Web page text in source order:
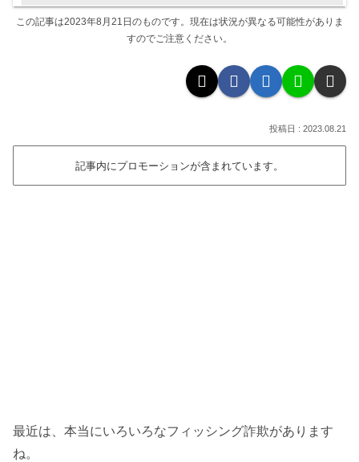
この記事は2023年8月21日のものです。現在は状況が異なる可能性がありま
すのでご注意ください。
2023.08.21
記事内にプロモーションが含まれています。
最近は、本当にいろいろなフィッシング詐欺があります
ね。